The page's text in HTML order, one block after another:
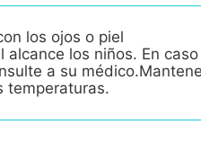
los ojos o piel
los niños. En
a su
temperaturas.